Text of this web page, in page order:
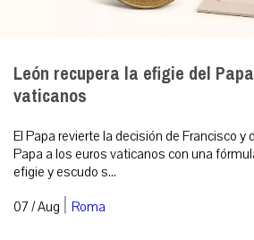
León recupera la efigie del
vaticanos
El Papa revierte la decisión de Francisco y
Papa a los euros vaticanos con una
efigie y escudo s...
07 / Aug | Roma